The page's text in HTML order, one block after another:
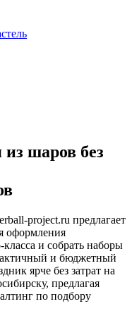
шаров без
project.ru предлагает
оформления
и собрать наборы
и бюджетный
ярче без затрат на
предлагая
по подбору